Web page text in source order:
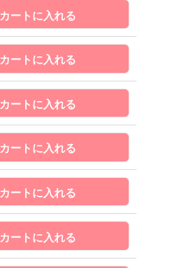
カートに入れる
カートに入れる
カートに入れる
カートに入れる
カートに入れる
カートに入れる